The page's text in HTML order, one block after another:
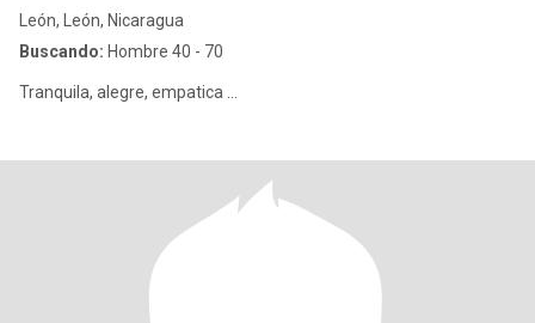
León, León, Nicaragua
Buscando: Hombre 40 - 70
Tranquila, alegre, empatica ...